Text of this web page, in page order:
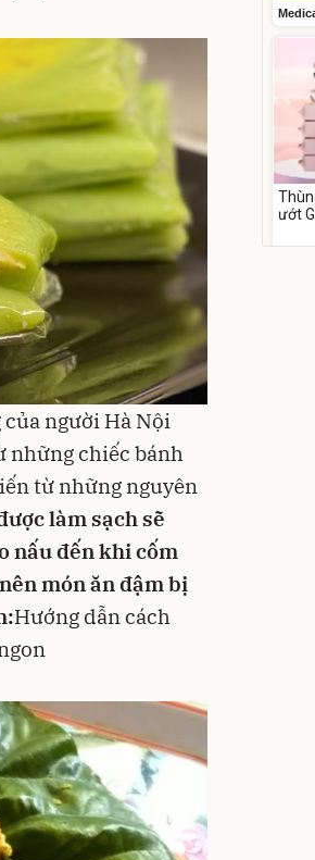
người Hà Nội
những chiếc bánh
từ những nguyên
làm sạch sẽ
nấu đến khi cốm
món ăn đậm bị
Hướng dẫn cách
ướt